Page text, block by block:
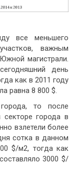
все меньшего
важным
магистрали.
день
как в 2011 году
равна 8 800 $.
то после
города в
взлетели более
сотка в данном
$/м2, тогда как
3000 $/